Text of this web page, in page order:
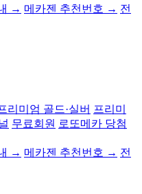
→ 메카젠 추천번호 → 전
리미엄 골드·실버 프리미
무료회원 로또메카 당첨
→ 메카젠 추천번호 → 전